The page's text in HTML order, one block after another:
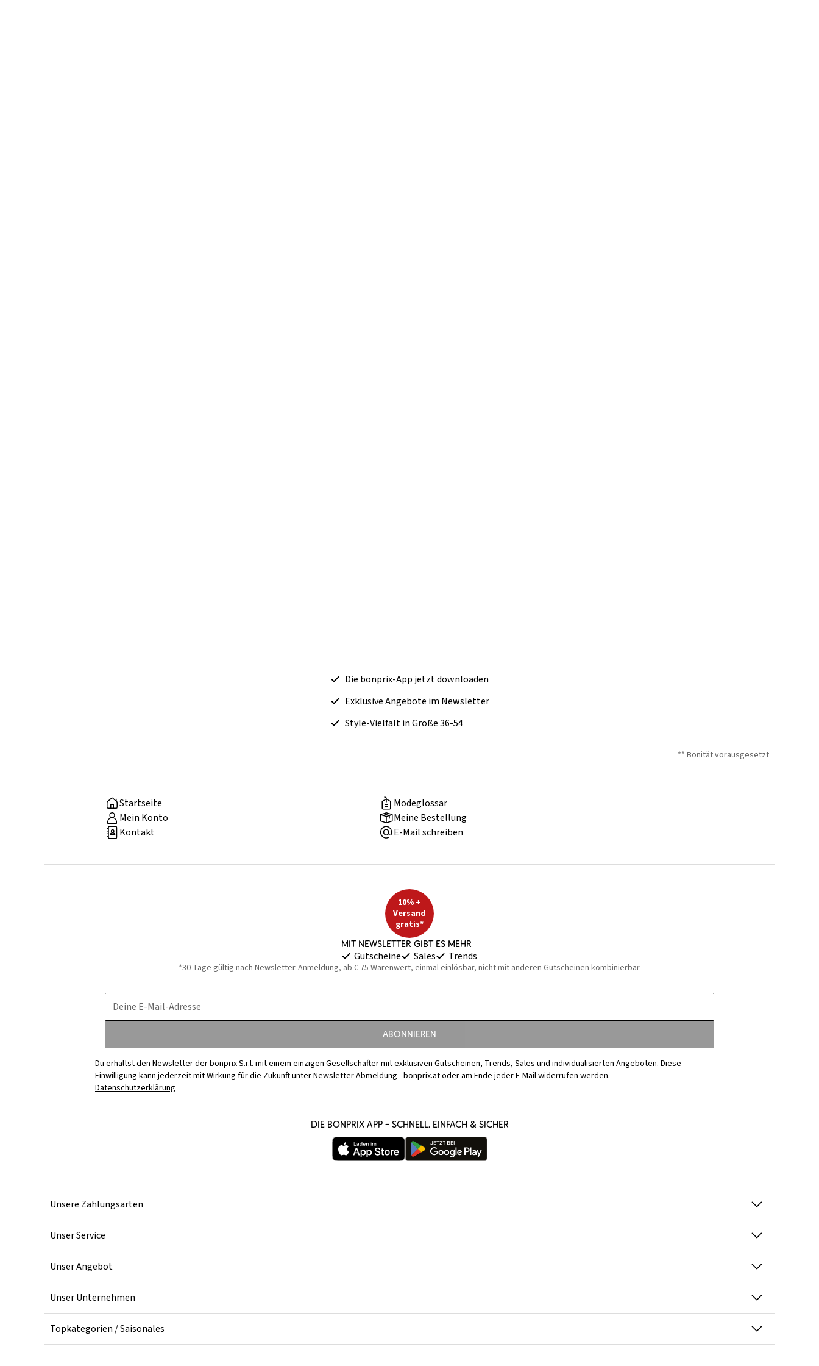
Die bonprix-App jetzt downloaden
Exklusive Angebote im Newsletter
Style-Vielfalt in Größe 36-54
** Bonität vorausgesetzt
Startseite
Modeglossar
Mein Konto
Meine Bestellung
Kontakt
E-Mail schreiben
10% +
Versand
gratis*
Mit Newsletter gibt es mehr
Gutscheine Sales Trends
*30 Tage gültig nach Newsletter-Anmeldung, ab € 75 Warenwert, einmal einlösbar, nicht mit anderen Gutscheinen kombinierbar
Deine E-Mail-Adresse
Abonnieren
Du erhältst den Newsletter der bonprix S.r.l. mit einem einzigen Gesellschafter mit exklusiven Gutscheinen, Trends, Sales und individualisierten Angeboten. Diese
Einwilligung kann jederzeit mit Wirkung für die Zukunft unterNewsletter Abmeldung - bonprix.atoder am Ende jeder E-Mail widerrufen werden.
Datenschutzerklärung
Die bonprix App – schnell, einfach & sicher
Unsere Zahlungsarten
Unser Service
Unser Angebot
Unser Unternehmen
Topkategorien / Saisonales